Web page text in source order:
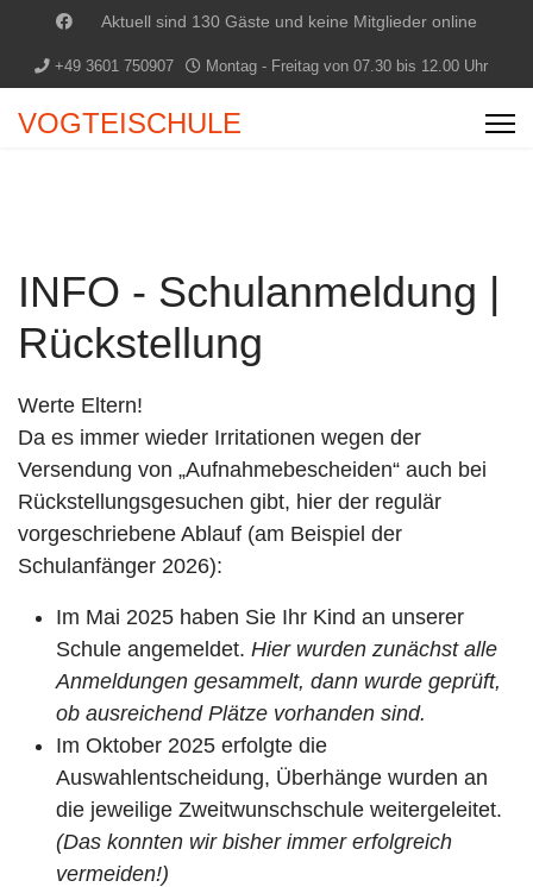
Aktuell sind 130 Gäste und keine Mitglieder online
+49 3601 750907 Montag - Freitag von 07.30 bis 12.00 Uhr
VOGTEISCHULE
INFO - Schulanmeldung |
Rückstellung
Werte Eltern!
Da es immer wieder Irritationen wegen der
Versendung von „Aufnahmebescheiden“ auch bei
Rückstellungsgesuchen gibt, hier der regulär
vorgeschriebene Ablauf (am Beispiel der
Schulanfänger 2026):
Im Mai 2025 haben Sie Ihr Kind an unserer
Schule angemeldet. Hier wurden zunächst alle
Anmeldungen gesammelt, dann wurde geprüft,
ob ausreichend Plätze vorhanden sind.
Im Oktober 2025 erfolgte die
Auswahlentscheidung, Überhänge wurden an
die jeweilige Zweitwunschschule weitergeleitet.
(Das konnten wir bisher immer erfolgreich
vermeiden!)